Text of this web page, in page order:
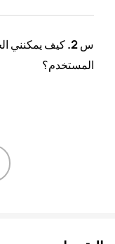
س 2. كيف يمكنني
المستخدم؟